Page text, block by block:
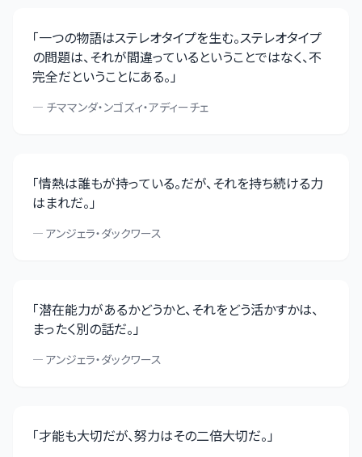
「一つの物語はステレオタイプを生む。ステレオタイプ
の問題は、それが間違っているということではなく、不
完全だということにある。」
— チママンダ・ンゴズィ・アディーチェ
「情熱は誰もが持っている。だが、それを持ち続ける力
はまれだ。」
— アンジェラ・ダックワース
「潜在能力があるかどうかと、それをどう活かすかは、
まったく別の話だ。」
— アンジェラ・ダックワース
「才能も大切だが、努力はその二倍大切だ。」